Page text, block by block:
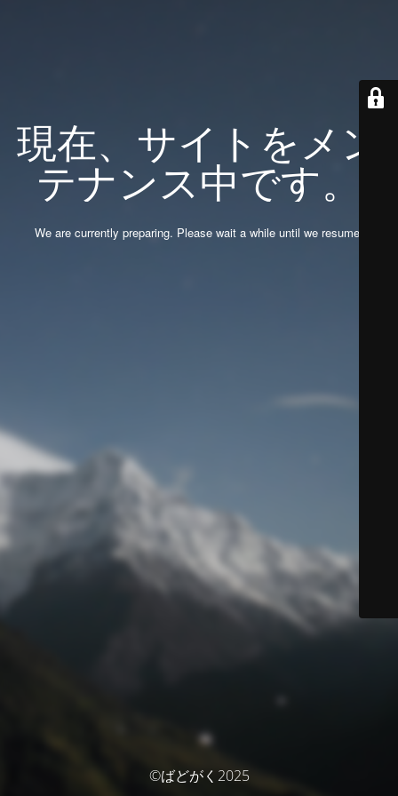
現在、サイトをメン
テナンス中です。
We are currently preparing. Please wait a while until we resume.
©ばどがく2025